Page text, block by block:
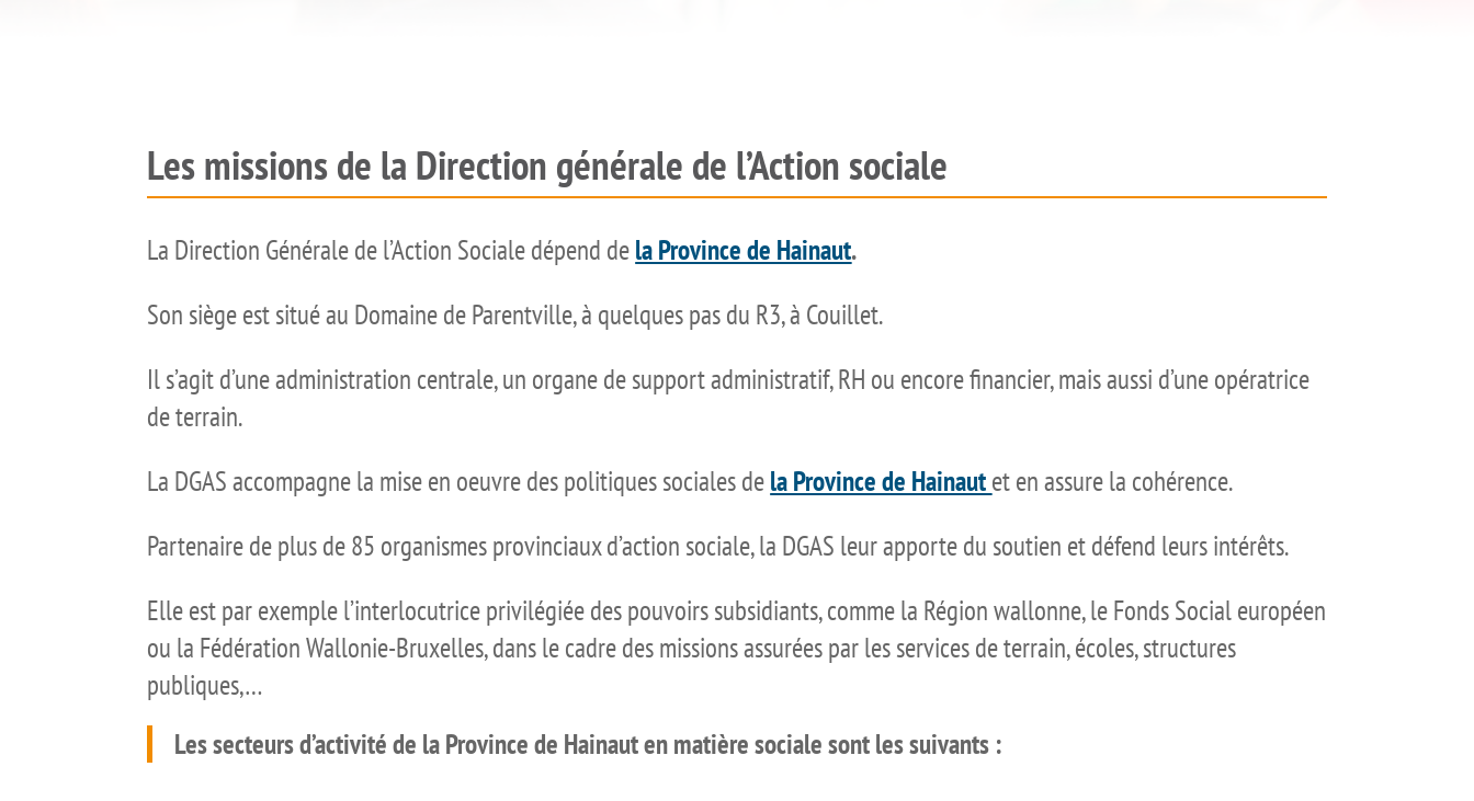
Les missions de la Direction générale de l’Action sociale
La Direction Générale de l’Action Sociale dépend dela Province de Hainaut.
Son siège est situé au Domaine de Parentville, à quelques pas du R3, à Couillet.
Il s’agit d’une administration centrale, un organe de support administratif, RH ou encore financier, mais aussi d’une opératrice
de terrain.
La DGAS accompagne la mise en oeuvre des politiques sociales dela Province de Hainautet en assure la cohérence.
Partenaire de plus de 85 organismes provinciaux d’action sociale, la DGAS leur apporte du soutien et défend leurs intérêts.
Elle est par exemple l’interlocutrice privilégiée des pouvoirs subsidiants, comme la Région wallonne, le Fonds Social européen
ou la Fédération Wallonie-Bruxelles, dans le cadre des missions assurées par les services de terrain, écoles, structures
publiques,…
Les secteurs d’activité de la Province de Hainaut en matière sociale sont les suivants :